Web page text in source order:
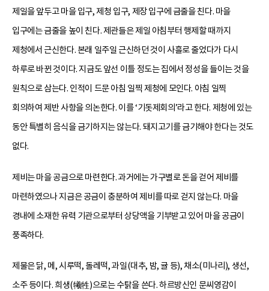
제일을 앞두고 마을 입구, 제청 입구, 제장 입구에 금줄을 친다. 마을
입구에는 금줄을 높이 친다. 제관들은 제일 아침부터 행제할 때까지
제청에서 근신한다. 본래 일주일 근신하던 것이 사흘로 줄었다가 다시
하루로 바뀐 것이다. 지금도 앞선 이틀 정도는 집에서 정성을 들이는 것을
원칙으로 삼는다. 인적이 드문 아침 일찍 제청에 모인다. 아침 일찍
회의하여 제반 사항을 의논한다. 이를 ‘기돗제회의’라고 한다. 제청에 있는
동안 특별히 음식을 금기하지는 않는다. 돼지고기를 금기해야 한다는 것도
없다.
제비는 마을 공금으로 마련한다. 과거에는 가구별로 돈을 걷어 제비를
마련하였으나 지금은 공금이 충분하여 제비를 따로 걷지 않는다. 마을
경내에 소재한 유력 기관으로부터 상당액을 기부받고 있어 마을 공금이
풍족하다.
제물은 닭, 메, 시루떡, 돌레떡, 과일(대추, 밤, 귤 등), 채소(미나리), 생선,
소주 등이다. 희생(犧牲)으로는 수탉을 쓴다. 하르방신인 문씨영감이